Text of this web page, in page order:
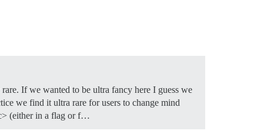
If we wanted to be ultra fancy here I guess we
we find it ultra rare for users to change mind
(either in a flag or f…